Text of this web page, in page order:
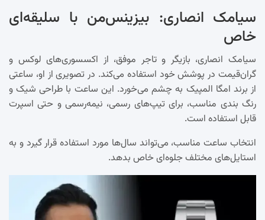
سیامک انصاری: بیزینس‌من با سلیقه‌ای
خاص
سیامک انصاری، بازیگر و تاجر موفق، از اکسسوری‌های لوکس و
گران‌قیمت در پوشش خود استفاده می‌کند. در تصویری از او، ساعتی
از برند امگا المپیک به چشم می‌خورد. این ساعت با طراحی شیک و
رنگ بندی مناسب، برای تیپ‌های رسمی، نیمه‌رسمی و حتی اسپرت
قابل استفاده است.
انتخاب ساعت مناسب، می‌تواند سال‌ها مورد استفاده قرار گیرد و به
استایل‌های مختلف جلوه‌ای خاص بدهد.